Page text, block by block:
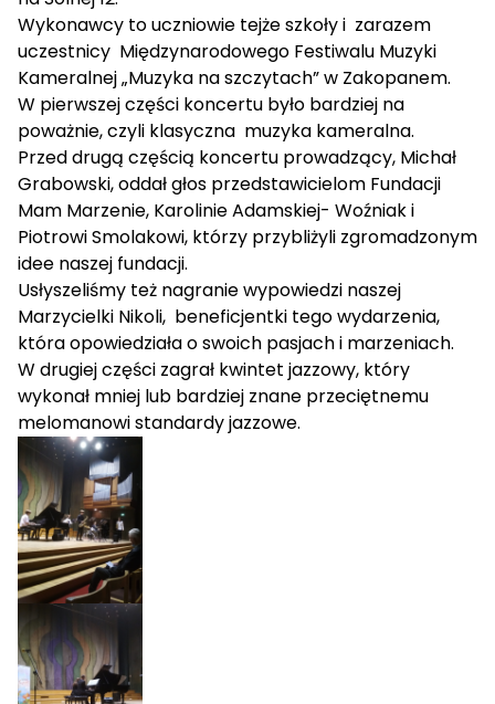
Wykonawcy to uczniowie tejże szkoły i zarazem
uczestnicy Międzynarodowego Festiwalu Muzyki
Kameralnej „Muzyka na szczytach” w Zakopanem.
W pierwszej części koncertu było bardziej na
poważnie, czyli klasyczna muzyka kameralna.
Przed drugą częścią koncertu prowadzący, Michał
Grabowski, oddał głos przedstawicielom Fundacji
Mam Marzenie, Karolinie Adamskiej- Woźniak i
Piotrowi Smolakowi, którzy przybliżyli zgromadzonym
idee naszej fundacji.
Usłyszeliśmy też nagranie wypowiedzi naszej
Marzycielki Nikoli, beneficjentki tego wydarzenia,
która opowiedziała o swoich pasjach i marzeniach.
W drugiej części zagrał kwintet jazzowy, który
wykonał mniej lub bardziej znane przeciętnemu
melomanowi standardy jazzowe.